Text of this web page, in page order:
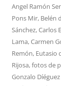
Angel Ramón
Pons Mir, Belén
Sánchez,Carlos
Lama,Carmen
Remón, Eutasio
Rijosa,fotos de
Gonzalo